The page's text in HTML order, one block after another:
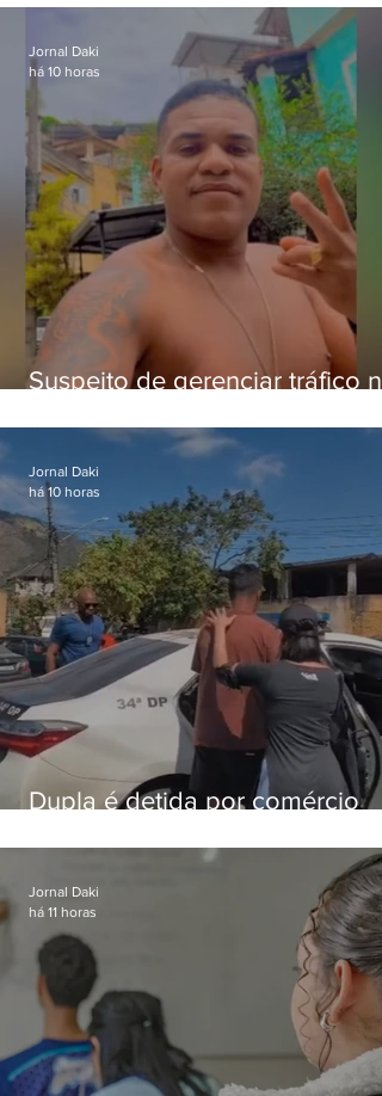
crianças
Suspeito de gerenciar tráfico na
foragido
Jornal Daki
há 10 horas
Dupla é detida por comércio
Bangu
Jornal Daki
há 10 horas
Jornal Daki
há 11 horas